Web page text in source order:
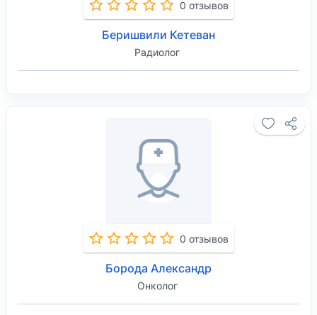
0 отзывов
Беришвили Кетеван
Радиолог
0 отзывов
Борода Александр
Онколог